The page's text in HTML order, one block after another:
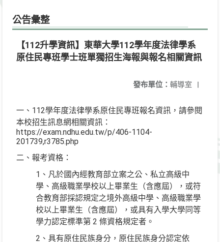
公告彙整
【112升學資訊】東華大學112學年度法律學系
原住民專班學士班單獨招生海報與報名相關資訊
發布單位： 輔導室 |
一、112學年度法律學系原住民專班報名資訊，請參閱
本校招生訊息網相關資訊：
https://exam.ndhu.edu.tw/p/406-1104-
201739,r3785.php
二、報考資格：
1、凡於國內經教育部立案之公、私立高級中
學、高級職業學校以上畢業生（含應屆），或符
合教育部採認規定之境外高級中學、高級職業學
校以上畢業生（含應屆），或具有入學大學同等
學力認定標準第 2 條資格規定者。
2、具有原住民族身分，原住民族身分認定依